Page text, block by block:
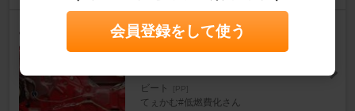
PP1・ビート ： キーレスアク
チュエーター（汎用・中華）、
ビート
てぇかむ#低燃費化さん
会員登録をして使う